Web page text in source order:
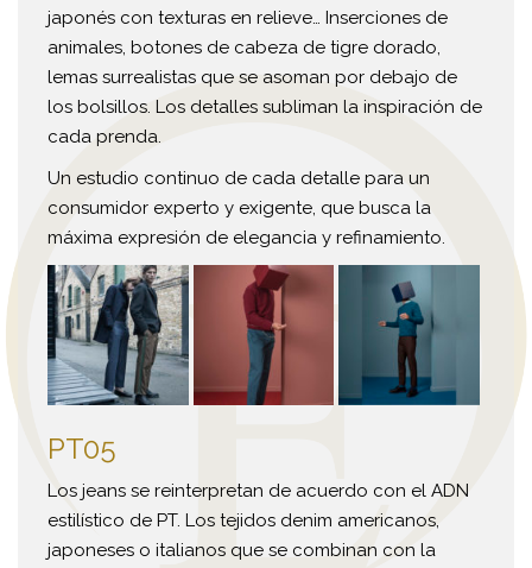
japonés con texturas en relieve… Inserciones de
animales, botones de cabeza de tigre dorado,
lemas surrealistas que se asoman por debajo de
los bolsillos. Los detalles subliman la inspiración de
cada prenda.
Un estudio continuo de cada detalle para un
consumidor experto y exigente, que busca la
máxima expresión de elegancia y refinamiento.
PT05
Los jeans se reinterpretan de acuerdo con el ADN
estilístico de PT. Los tejidos denim americanos,
japoneses o italianos que se combinan con la